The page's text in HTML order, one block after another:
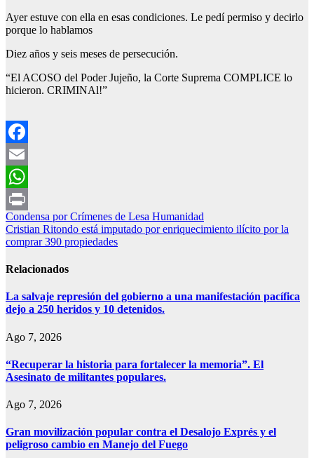
Ayer estuve con ella en esas condiciones. Le pedí permiso y decirlo
porque lo hablamos
Diez años y seis meses de persecución.
“El ACOSO del Poder Jujeño, la Corte Suprema COMPLICE lo
hicieron. CRIMINAl!”
Facebook
Email
WhatsApp
Print
Navegación
de
Condensa por Crímenes de Lesa Humanidad
Cristian Ritondo está imputado por enriquecimiento ilícito por la
comprar 390 propiedades
Relacionados
La salvaje represión del gobierno a una manifestación pacífica
dejo a 250 heridos y 10 detenidos.
Ago 7, 2026
“Recuperar la historia para fortalecer la memoria”. El
Asesinato de militantes populares.
Ago 7, 2026
Gran movilización popular contra el Desalojo Exprés y el
peligroso cambio en Manejo del Fuego